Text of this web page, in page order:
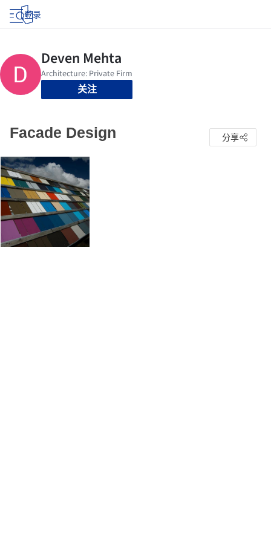
登录
关注
Facade Design 分享